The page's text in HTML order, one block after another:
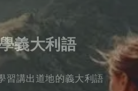
義大利語
習講出道地的義大利語